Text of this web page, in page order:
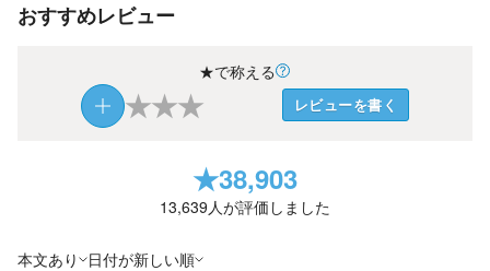
おすすめレビュー
★で称える
★★★ レビューを書く
★38,903
13,639人が評価しました
本文あり 日付が新しい順